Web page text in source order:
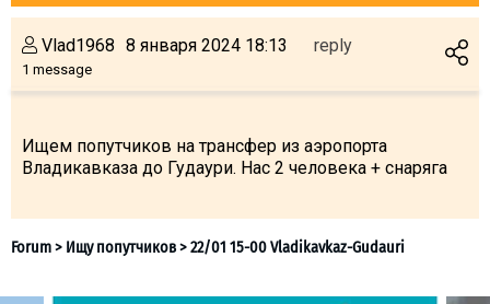
Vlad1968
1 message
8 января 2024 18:13 reply
Ищем попутчиков на трансфер из аэропорта
Владикавказа до Гудаури. Нас 2 человека + снаряга
Ski instructors
Ski rent
Après-ski